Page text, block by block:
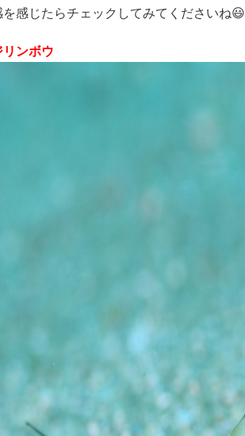
感じたらチェックしてみてくださいね😃
リンボウ